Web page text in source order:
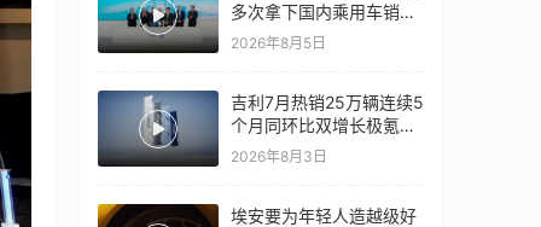
多次拿下国内乘用车销冠
竞争激烈，上汽通用有信
2026年8月5日
吉利7月热销25万辆连续5
个月同环比双增长极氪销
量同比翻倍，出口再破10
2026年8月3日
埃安要为年轻人造越级好